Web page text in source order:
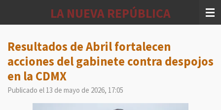
principal
LA NUEVA REPÚBLICA
Resultados de Abril fortalecen
acciones del gabinete contra despojos
en la CDMX
Publicado el 13 de mayo de 2026, 17:05